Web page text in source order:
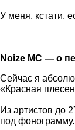
У меня, кстати,
Noize MC — о
Сейчас я
«Красная
Из артистов до
под фонограмму.